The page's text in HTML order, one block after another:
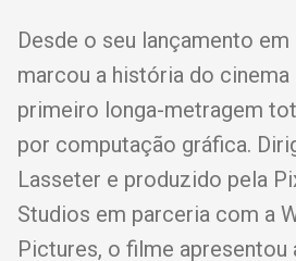
Desde o seu lançamento
marcou a história do
primeiro longa-metragem
por computação gráfica.
Lasseter e produzido pela
Studios em parceria com a
Pictures, o filme apresentou